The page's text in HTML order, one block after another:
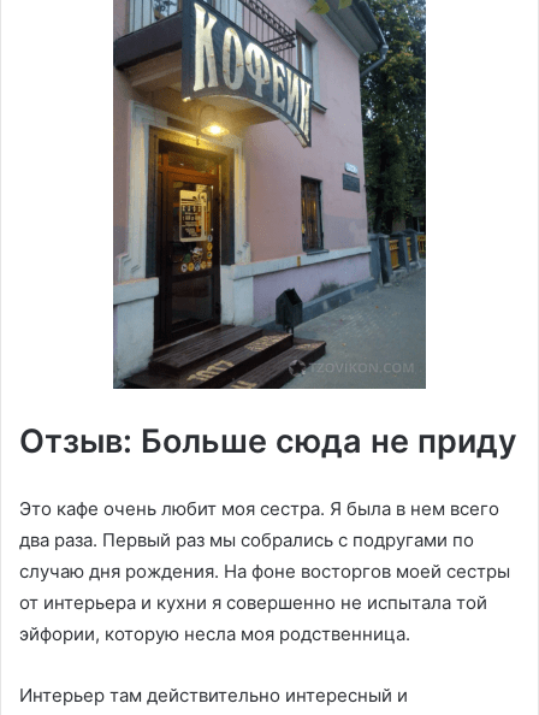
Отзыв: Больше сюда не приду
Это кафе очень любит моя сестра. Я была в нем всего
два раза. Первый раз мы собрались с подругами по
случаю дня рождения. На фоне восторгов моей сестры
от интерьера и кухни я совершенно не испытала той
эйфории, которую несла моя родственница.
Интерьер там действительно интересный и